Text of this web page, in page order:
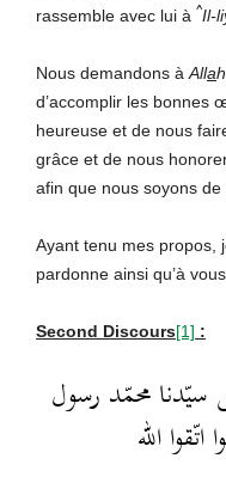
rassemble avec lui à ^Il-
Nous demandons à Allah
d’accomplir les bonnes
heureuse et de nous
grâce et de nous
afin que nous soyons
Ayant tenu mes propos,
pardonne ainsi qu’à
Second Discours[1] :
سيّدنا محمّد رسول
الله